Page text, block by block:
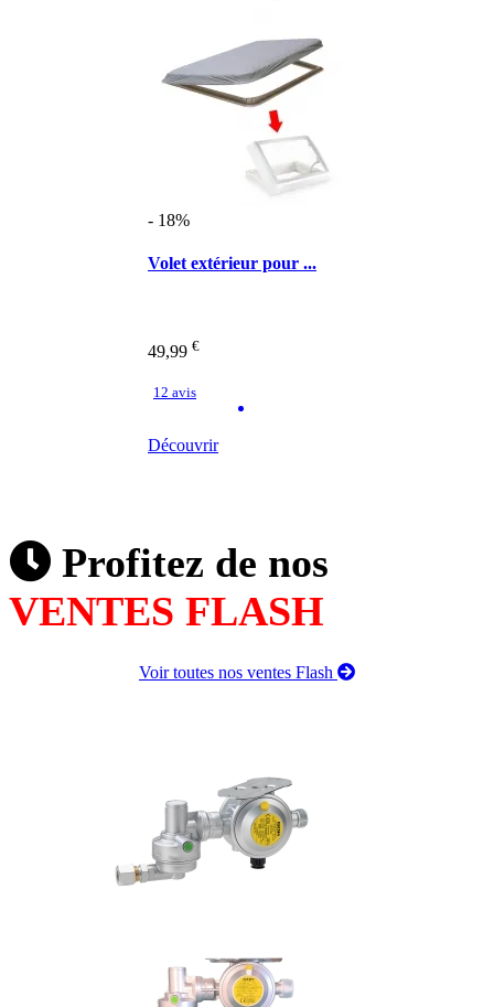
- 18%
Volet extérieur pour ...
49,99 €
12 avis
Découvrir
Profitez de nos
VENTES FLASH
Voir toutes nos ventes Flash